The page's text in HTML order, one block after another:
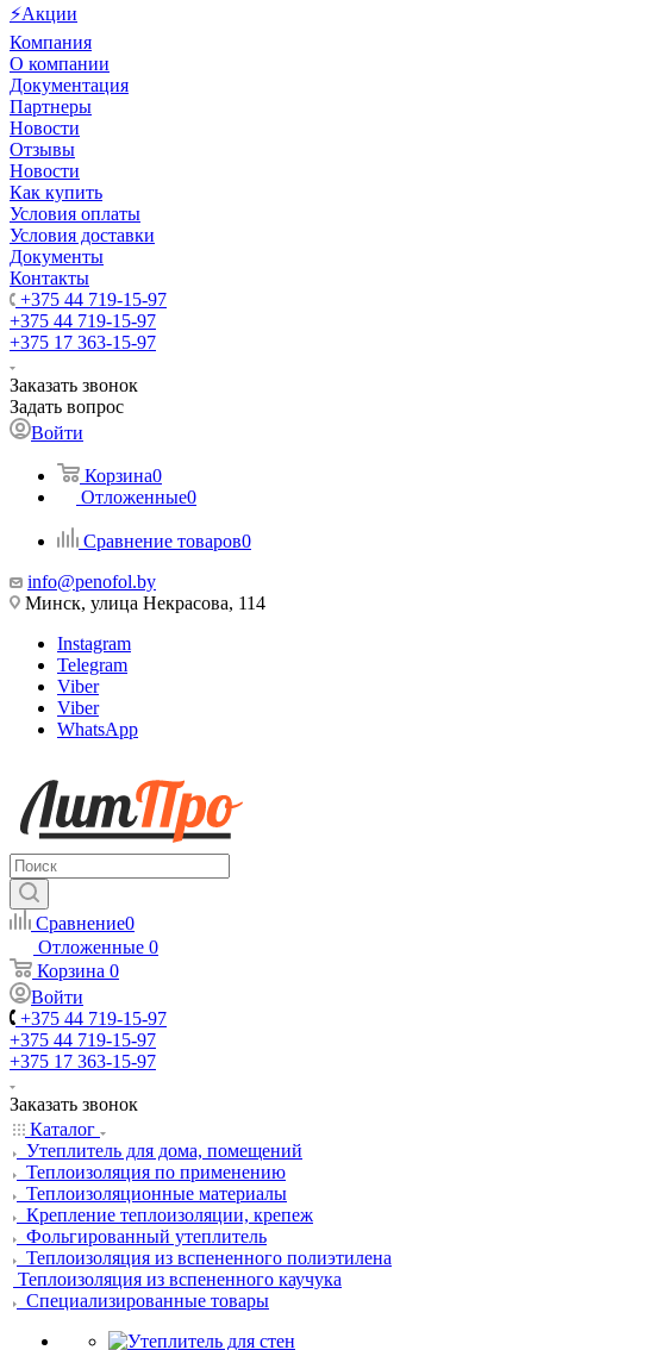
⚡Акции
Компания
О компании
Документация
Партнеры
Новости
Отзывы
Новости
Как купить
Условия оплаты
Условия доставки
Документы
Контакты
+375 44 719-15-97
+375 44 719-15-97
+375 17 363-15-97
Заказать звонок
Задать вопрос
Войти
Корзина0
Отложенные0
Сравнение товаров0
info@penofol.by
Минск, улица Некрасова, 114
Instagram
Telegram
Viber
Viber
WhatsApp
Сравнение0
Отложенные 0
Корзина 0
Войти
+375 44 719-15-97
+375 44 719-15-97
+375 17 363-15-97
Заказать звонок
Каталог
Утеплитель для дома, помещений
Теплоизоляция по применению
Теплоизоляционные материалы
Крепление теплоизоляции, крепеж
Фольгированный утеплитель
Теплоизоляция из вспененного полиэтилена
Теплоизоляция из вспененного каучука
Специализированные товары